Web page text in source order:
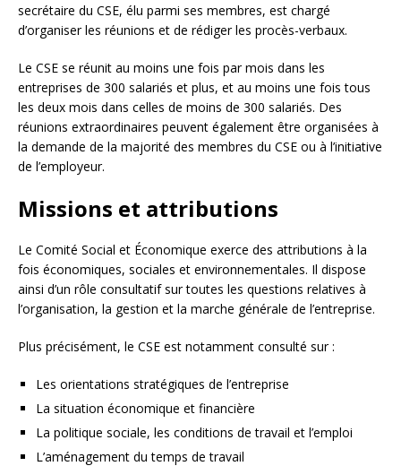
secrétaire du CSE, élu parmi ses membres, est chargé
d’organiser les réunions et de rédiger les procès-verbaux.
Le CSE se réunit au moins une fois par mois dans les
entreprises de 300 salariés et plus, et au moins une fois tous
les deux mois dans celles de moins de 300 salariés. Des
réunions extraordinaires peuvent également être organisées à
la demande de la majorité des membres du CSE ou à l’initiative
de l’employeur.
Missions et attributions
Le Comité Social et Économique exerce des attributions à la
fois économiques, sociales et environnementales. Il dispose
ainsi d’un rôle consultatif sur toutes les questions relatives à
l’organisation, la gestion et la marche générale de l’entreprise.
Plus précisément, le CSE est notamment consulté sur :
Les orientations stratégiques de l’entreprise
La situation économique et financière
La politique sociale, les conditions de travail et l’emploi
L’aménagement du temps de travail